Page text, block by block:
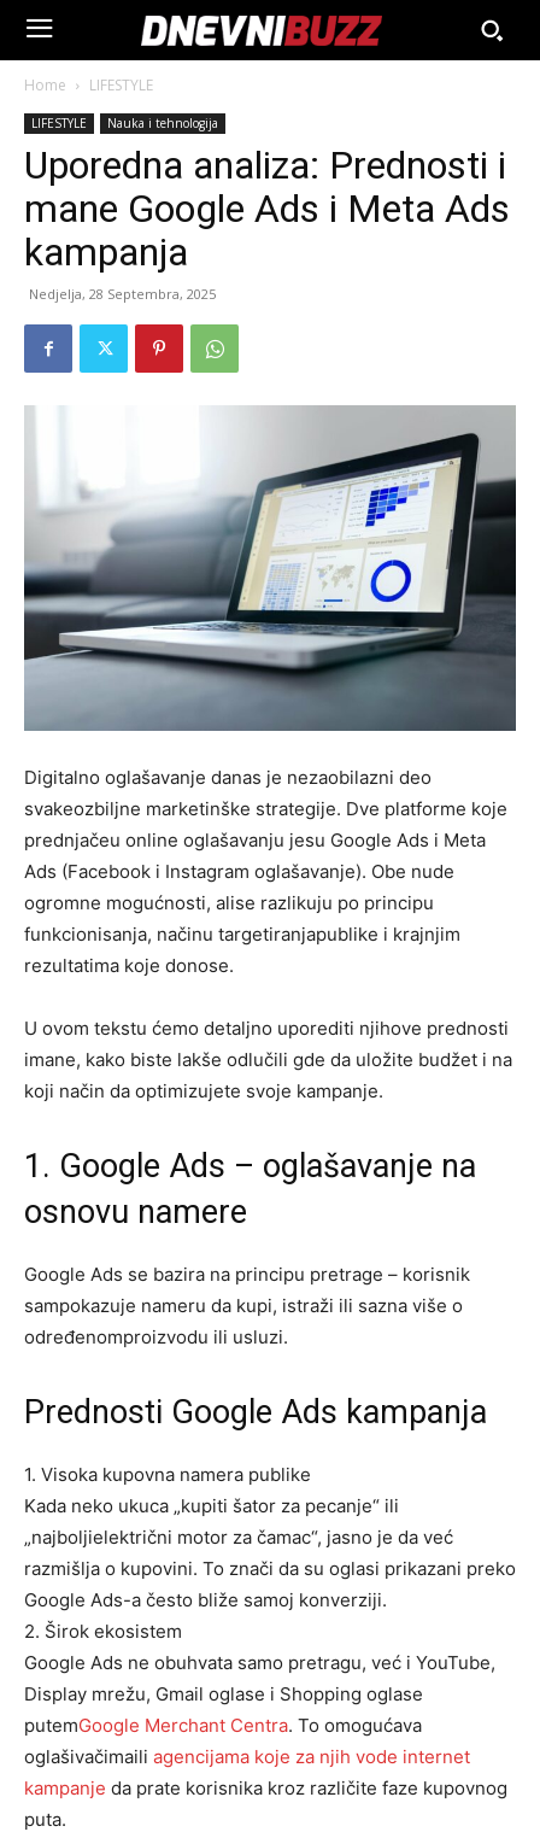
Home LIFESTYLE
LIFESTYLE Nauka i tehnologija
Uporedna analiza: Prednosti i
mane Google Ads i Meta Ads
kampanja
Nedjelja, 28 Septembra, 2025
Digitalno oglašavanje danas je nezaobilazni deo
svakeozbiljne marketinške strategije. Dve platforme koje
prednjačeu online oglašavanju jesu Google Ads i Meta
Ads (Facebook i Instagram oglašavanje). Obe nude
ogromne mogućnosti, alise razlikuju po principu
funkcionisanja, načinu targetiranjapublike i krajnjim
rezultatima koje donose.
U ovom tekstu ćemo detaljno uporediti njihove prednosti
imane, kako biste lakše odlučili gde da uložite budžet i na
koji način da optimizujete svoje kampanje.
1. Google Ads – oglašavanje na
osnovu namere
Google Ads se bazira na principu pretrage – korisnik
sampokazuje nameru da kupi, istraži ili sazna više o
određenomproizvodu ili usluzi.
Prednosti Google Ads kampanja
1. Visoka kupovna namera publike
Kada neko ukuca „kupiti šator za pecanje“ ili
„najboljielektrični motor za čamac“, jasno je da već
razmišlja o kupovini. To znači da su oglasi prikazani preko
Google Ads-a često bliže samoj konverziji.
2. Širok ekosistem
Google Ads ne obuhvata samo pretragu, već i YouTube,
Display mrežu, Gmail oglase i Shopping oglase
putemGoogle Merchant Centra. To omogućava
oglašivačimaili agencijama koje za njih vode internet
kampanje da prate korisnika kroz različite faze kupovnog
puta.